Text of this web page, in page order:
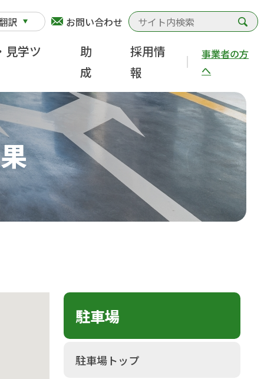
訳 お問い合わせ
見学ツ
助
成
採用情
報
事業者の方
へ
駐車場
駐車場トップ